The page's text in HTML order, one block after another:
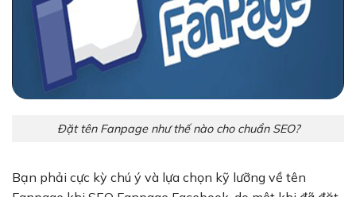
Đặt tên Fanpage như thế nào cho chuẩn SEO?
Bạn phải cực kỳ chú ý và lựa chọn kỹ lưỡng về tên